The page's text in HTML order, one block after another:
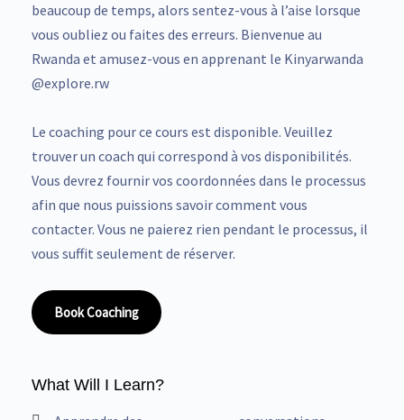
beaucoup de temps, alors sentez-vous à l’aise lorsque
vous oubliez ou faites des erreurs. Bienvenue au
Rwanda et amusez-vous en apprenant le Kinyarwanda
@explore.rw
Le coaching pour ce cours est disponible. Veuillez
trouver un coach qui correspond à vos disponibilités.
Vous devrez fournir vos coordonnées dans le processus
afin que nous puissions savoir comment vous
contacter. Vous ne paierez rien pendant le processus, il
vous suffit seulement de réserver.
Book Coaching
What Will I Learn?